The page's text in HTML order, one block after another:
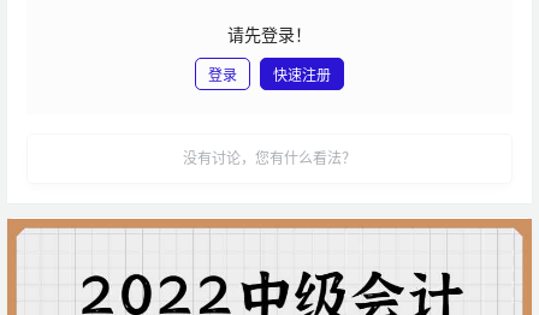
请先登录！
登录 快速注册
没有讨论，您有什么看法？